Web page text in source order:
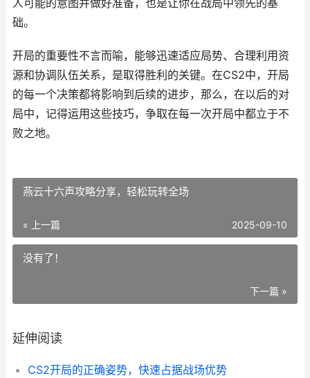
人可能的意图并做好准备，也是让你在战局中领先的基
础。
开局的重要性不言而喻，能够迅速适应局势、合理利用资
源和协调队伍关系，是取得胜利的关键。在CS2中，开局
的每一个决策都将影响到后续的进步，那么，在以后的对
局中，记得运用这些技巧，争取在每一次开局中都立于不
败之地。
燕云十六声攻略分享，轻松玩转全场
« 上一篇 2025-09-10
没有了！
下一篇 »
延伸阅读
CS2开局的正确姿势，快速占据战场优势